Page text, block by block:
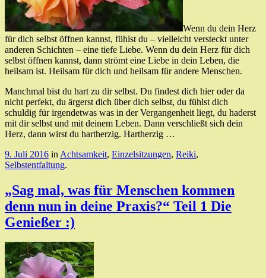
Wenn du dein Herz
für dich selbst öffnen kannst, fühlst du – vielleicht versteckt unter
anderen Schichten – eine tiefe Liebe. Wenn du dein Herz für dich
selbst öffnen kannst, dann strömt eine Liebe in dein Leben, die
heilsam ist. Heilsam für dich und heilsam für andere Menschen.
Manchmal bist du hart zu dir selbst. Du findest dich hier oder da
nicht perfekt, du ärgerst dich über dich selbst, du fühlst dich
schuldig für irgendetwas was in der Vergangenheit liegt, du haderst
mit dir selbst und mit deinem Leben. Dann verschließt sich dein
Herz, dann wirst du hartherzig. Hartherzig …
9. Juli 2016 in Achtsamkeit, Einzelsitzungen, Reiki,
Selbstentfaltung.
„Sag mal, was für Menschen kommen
denn nun in deine Praxis?“ Teil 1 Die
Genießer :)